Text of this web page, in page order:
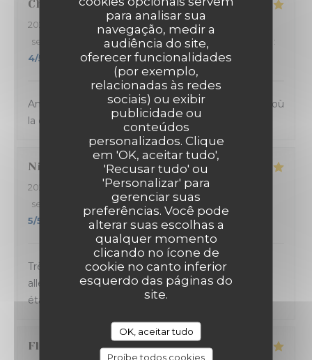
para analisar sua
navegação, medir a
audiência do site,
oferecer funcionalidades
(por exemplo,
relacionadas às redes
sociais) ou exibir
publicidade ou
conteúdos
personalizados. Clique
em 'OK, aceitar tudo',
'Recusar tudo' ou
'Personalizar' para
gerenciar suas
preferências. Você pode
alterar suas escolhas a
qualquer momento
clicando no ícone de
cookie no canto inferior
esquerdo das páginas do
site.
OK, aceitar tudo
Proíbe todos cookies
Charlène V
2024-03-13
- 21:00 - guests 2
service
ambience:4/5 menu:5/5
:
4/5
Ambiance et service sympathique dans ce bistrot où
la cuisine sicilienne est goûteuse et joyeuse.
Nicolas
2024-03-14
- 20:45 - guests 4
service
ambience:5/5 menu:5/5 quality_price
5/5
Très bonne soirée passée à La Massara ! Carte
alléchante, service sympa et rapide. Les pizzas
étaient délicieuses. Excellent rapport qualité/prix.
Florence